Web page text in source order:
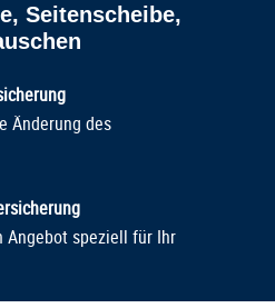
Seitenscheibe,
Änderung des
Angebot speziell für Ihr